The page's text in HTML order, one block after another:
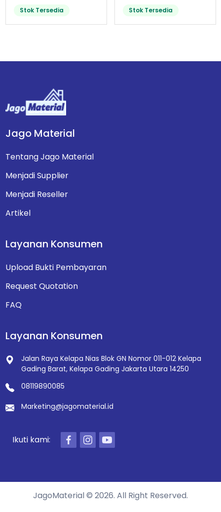
Stok Tersedia Stok Tersedia
Jago Material
Tentang Jago Material
Menjadi Supplier
Menjadi Reseller
Artikel
Layanan Konsumen
Upload Bukti Pembayaran
Request Quotation
FAQ
Layanan Konsumen
Jalan Raya Kelapa Nias Blok GN Nomor 011-012Kelapa
Gading Barat, Kelapa Gading Jakarta Utara 14250
08119890085
Marketing@jagomaterial.id
Ikuti kami:
JagoMaterial © 2026. All Right Reserved.